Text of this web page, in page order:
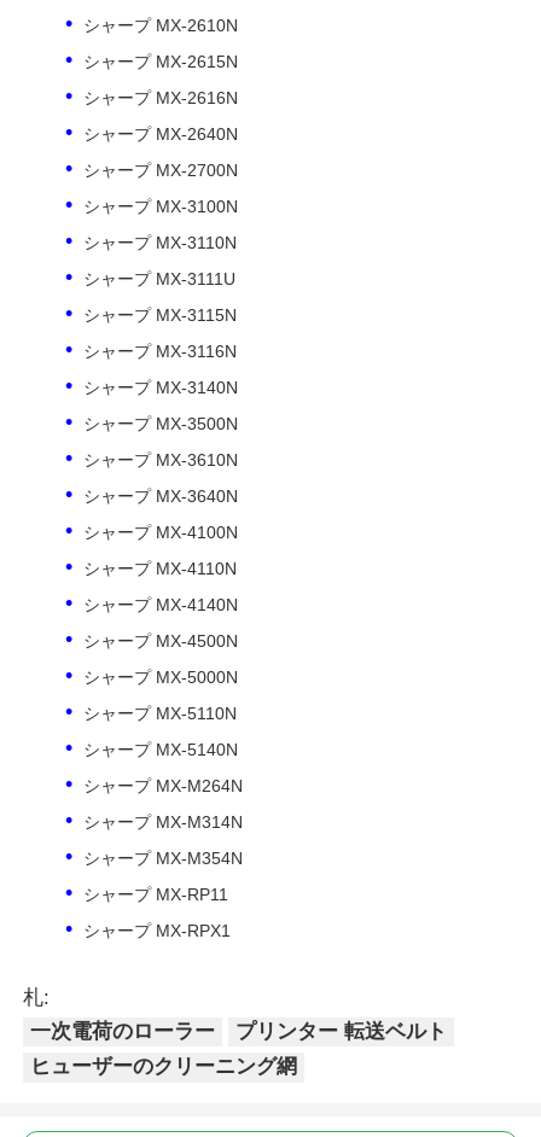
ホーム
製品
企業情報
お問い合わせ
ニュース
すべての場合
ゼロックス トナーチップ
レクスマークのトナーチップ
シャープ MX-2610N
シャープ MX-2615N
シャープ MX-2616N
シャープ MX-2640N
シャープ MX-2700N
シャープ MX-3100N
シャープ MX-3110N
シャープ MX-3111U
シャープ MX-3115N
シャープ MX-3116N
シャープ MX-3140N
シャープ MX-3500N
シャープ MX-3610N
シャープ MX-3640N
シャープ MX-4100N
シャープ MX-4110N
シャープ MX-4140N
シャープ MX-4500N
シャープ MX-5000N
シャープ MX-5110N
シャープ MX-5140N
シャープ MX-M264N
シャープ MX-M314N
シャープ MX-M354N
シャープ MX-RP11
シャープ MX-RPX1
札:
一次電荷のローラー
プリンター 転送ベルト
ヒューザーのクリーニング網